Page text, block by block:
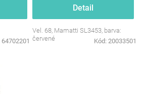
64702201
Detail
Vel. 68, Mamatti SL3453, barva:
červené
Kód: 20033501